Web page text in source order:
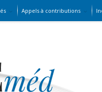
Appels à contributions